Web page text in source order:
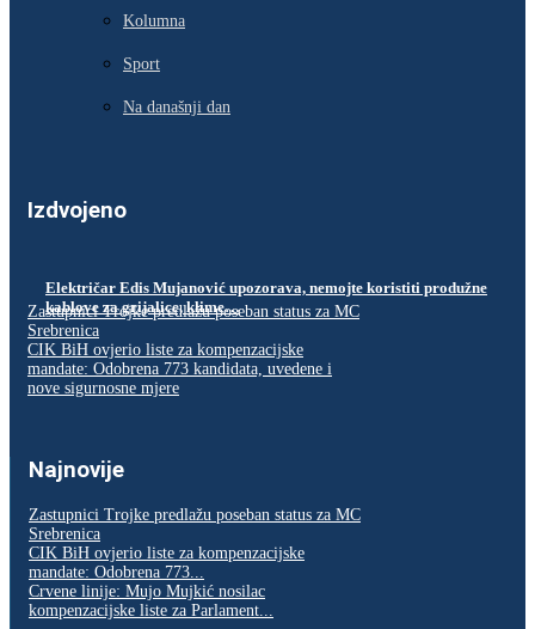
Kolumna
Sport
Na današnji dan
Izdvojeno
Električar Edis Mujanović upozorava, nemojte koristiti produžne
kablove za grijalice, klime…
Zastupnici Trojke predlažu poseban status za MC
Srebrenica
CIK BiH ovjerio liste za kompenzacijske
mandate: Odobrena 773 kandidata, uvedene i
nove sigurnosne mjere
Najnovije
Zastupnici Trojke predlažu poseban status za MC
Srebrenica
CIK BiH ovjerio liste za kompenzacijske
mandate: Odobrena 773...
Crvene linije: Mujo Mujkić nosilac
kompenzacijske liste za Parlament...